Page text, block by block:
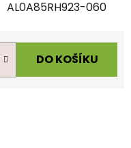
AL0A85RH923-060
DO KOŠÍKU